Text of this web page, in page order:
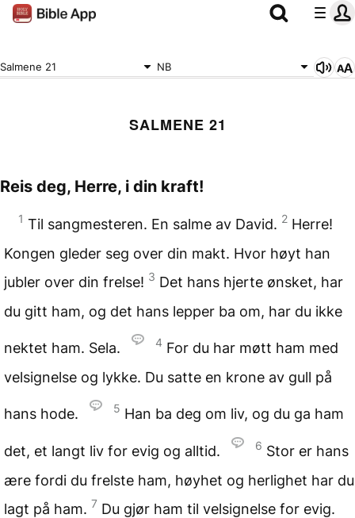
Salmene 21 NB
SALMENE 21
Reis deg, Herre, i din kraft!
1 Til sangmesteren. En salme av David. 2 Herre!
Kongen gleder seg over din makt. Hvor høyt han
jubler over din frelse! 3 Det hans hjerte ønsket, har
du gitt ham, og det hans lepper ba om, har du ikke
nektet ham. Sela. 4 For du har møtt ham med
velsignelse og lykke. Du satte en krone av gull på
hans hode. 5 Han ba deg om liv, og du ga ham
det, et langt liv for evig og alltid. 6 Stor er hans
ære fordi du frelste ham, høyhet og herlighet har du
lagt på ham. 7 Du gjør ham til velsignelse for evig.